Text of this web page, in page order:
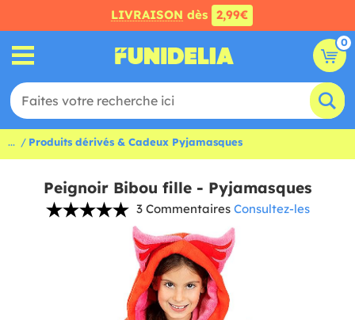
LIVRAISON dès 2,99€
0
... Produits dérivés & Cadeux Pyjamasques
Peignoir Bibou fille - Pyjamasques
3 Commentaires Consultez-les